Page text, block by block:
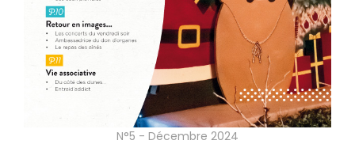
N°5 - Décembre 2024